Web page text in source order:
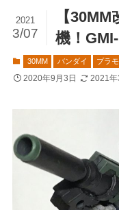
【
機！
2021
3/07
30MM バンダイ プラ
2020年9月3日 2021年